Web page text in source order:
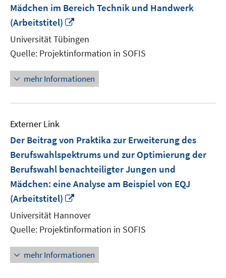
Mädchen im Bereich Technik und Handwerk
(Arbeitstitel)
Fenster
öffnen
Universität Tübingen
Quelle: Projektinformation in SOFIS
mehr Informationen
Externer Link
Der Beitrag von Praktika zur Erweiterung des
Berufswahlspektrums und zur Optimierung der
Berufswahl benachteiligter Jungen und
Mädchen: eine Analyse am Beispiel von EQJ
(Arbeitstitel)
Fenster
öffnen
Universität Hannover
Quelle: Projektinformation in SOFIS
mehr Informationen